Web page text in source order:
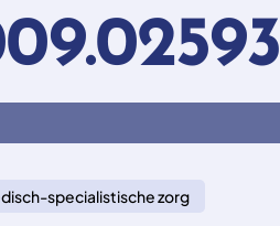
specialistische zorg